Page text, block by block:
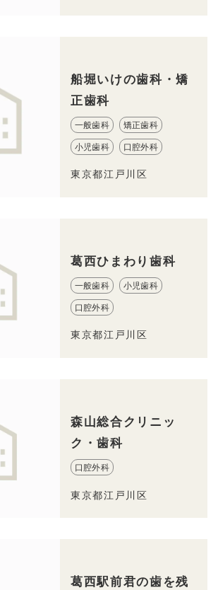
船堀いけの歯科・矯
正歯科
一般歯科 矯正歯科
小児歯科 口腔外科
東京都江戸川区
葛西ひまわり歯科
一般歯科 小児歯科
口腔外科
東京都江戸川区
森山総合クリニッ
ク・歯科
口腔外科
東京都江戸川区
葛西駅前君の歯を残